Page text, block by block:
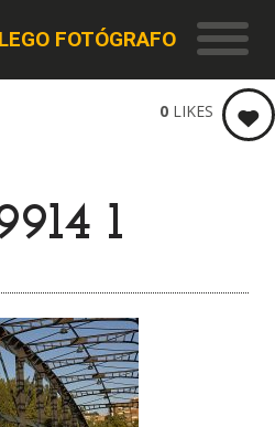
FOTÓGRAFO
1
0 LIKES